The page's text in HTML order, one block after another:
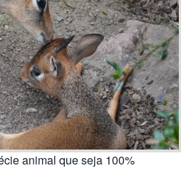
animal que seja 100%